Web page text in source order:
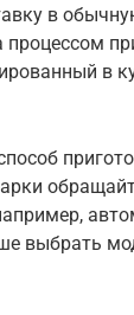
в
в
выбрать